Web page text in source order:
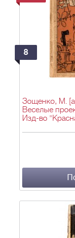
8
Зощенко, М.
Веселые
Изд-во